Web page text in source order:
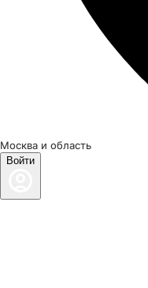
Москва и область
Войти